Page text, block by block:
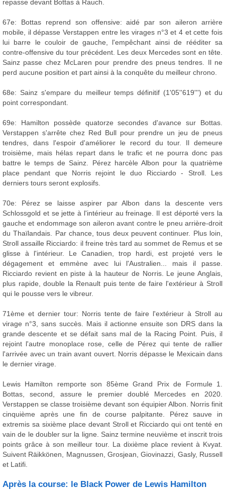
repasse devant Bottas à Rauch.
67e: Bottas reprend son offensive: aidé par son aileron arrière
mobile, il dépasse Verstappen entre les virages n°3 et 4 et cette fois
lui barre le couloir de gauche, l'empêchant ainsi de rééditer sa
contre-offensive du tour précédent. Les deux Mercedes sont en tête.
Sainz passe chez McLaren pour prendre des pneus tendres. Il ne
perd aucune position et part ainsi à la conquête du meilleur chrono.
68e: Sainz s'empare du meilleur temps définitif (1'05''619''') et du
point correspondant.
69e: Hamilton possède quatorze secondes d'avance sur Bottas.
Verstappen s'arrête chez Red Bull pour prendre un jeu de pneus
tendres, dans l'espoir d'améliorer le record du tour. Il demeure
troisième, mais hélas repart dans le trafic et ne pourra donc pas
battre le temps de Sainz. Pérez harcèle Albon pour la quatrième
place pendant que Norris rejoint le duo Ricciardo - Stroll. Les
derniers tours seront explosifs.
70e: Pérez se laisse aspirer par Albon dans la descente vers
Schlossgold et se jette à l'intérieur au freinage. Il est déporté vers la
gauche et endommage son aileron avant contre le pneu arrière-droit
du Thaïlandais. Par chance, tous deux peuvent continuer. Plus loin,
Stroll assaille Ricciardo: il freine très tard au sommet de Remus et se
glisse à l'intérieur. Le Canadien, trop hardi, est projeté vers le
dégagement et emmène avec lui l'Australien... mais il passe.
Ricciardo revient en piste à la hauteur de Norris. Le jeune Anglais,
plus rapide, double la Renault puis tente de faire l'extérieur à Stroll
qui le pousse vers le vibreur.
71ème et dernier tour: Norris tente de faire l'extérieur à Stroll au
virage n°3, sans succès. Mais il actionne ensuite son DRS dans la
grande descente et se défait sans mal de la Racing Point. Puis, il
rejoint l'autre monoplace rose, celle de Pérez qui tente de rallier
l'arrivée avec un train avant ouvert. Norris dépasse le Mexicain dans
le dernier virage.
Lewis Hamilton remporte son 85ème Grand Prix de Formule 1.
Bottas, second, assure le premier doublé Mercedes en 2020.
Verstappen se classe troisième devant son équipier Albon. Norris finit
cinquième après une fin de course palpitante. Pérez sauve in
extremis sa sixième place devant Stroll et Ricciardo qui ont tenté en
vain de le doubler sur la ligne. Sainz termine neuvième et inscrit trois
points grâce à son meilleur tour. La dixième place revient à Kvyat.
Suivent Räikkönen, Magnussen, Grosjean, Giovinazzi, Gasly, Russell
et Latifi.
Après la course: le Black Power de Lewis Hamilton